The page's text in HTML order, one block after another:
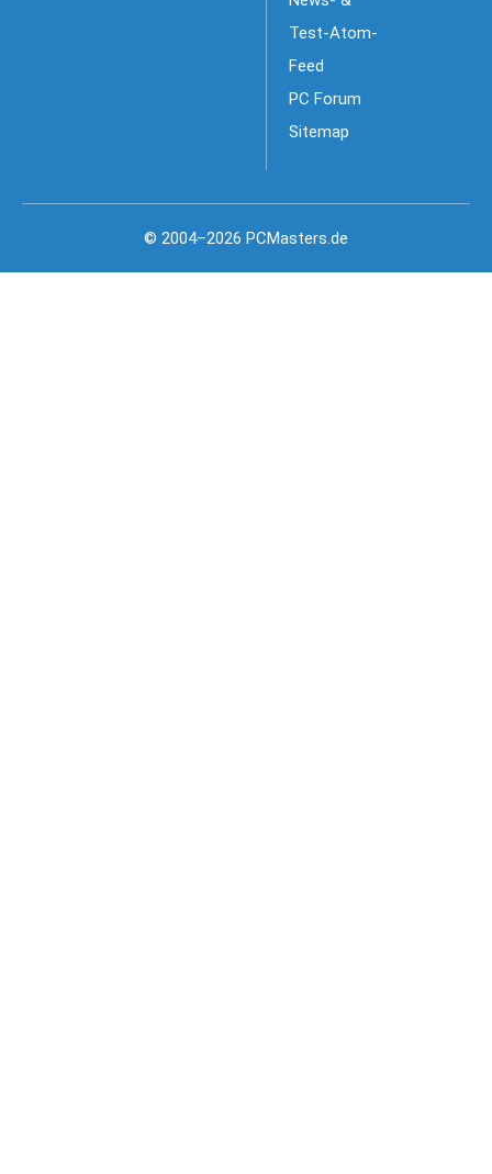
Test-Atom-
Feed
PC Forum
Sitemap
© 2004–2026 PCMasters.de